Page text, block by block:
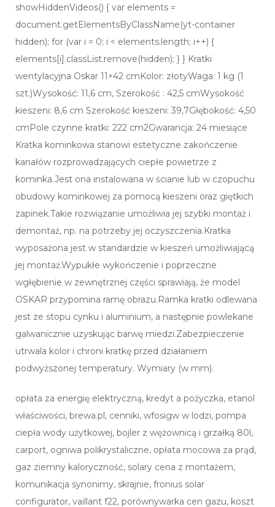
showHiddenVideos() { var elements =
document.getElementsByClassName(yt-container
hidden); for (var i = 0; i < elements.length; i++) {
elements[i].classList.remove(hidden); } } Kratki
wentylacyjna Oskar 11×42 cmKolor: złotyWaga: 1 kg (1
szt.)Wysokość: 11,6 cm, Szerokość : 42,5 cmWysokość
kieszeni: 8,6 cm Szerokość kieszeni: 39,7Głębokość: 4,50
cmPole czynne kratki: 222 cm2Gwarancja: 24 miesiące
Kratka kominkowa stanowi estetyczne zakończenie
kanałów rozprowadzających ciepłe powietrze z
kominka.Jest ona instalowana w ścianie lub w czopuchu
obudowy kominkowej za pomocą kieszeni oraz giętkich
zapinek.Takie rozwiązanie umożliwia jej szybki montaż i
demontaż, np. na potrzeby jej oczyszczenia.Kratka
wyposażona jest w standardzie w kieszeń umożliwiającą
jej montaż.Wypukłe wykończenie i poprzeczne
wgłębienie w zewnętrznej części sprawiają, że model
OSKAR przypomina ramę obrazu.Ramka kratki odlewana
jest ze stopu cynku i aluminium, a następnie powlekane
galwanicznie uzyskując barwę miedzi.Zabezpieczenie
utrwala kolor i chroni kratkę przed działaniem
podwyższonej temperatury. Wymiary (w mm).
opłata za energię elektryczną, kredyt a pożyczka, etanol
właściwości, brewa.pl, cenniki, wfosigw w lodzi, pompa
ciepła wody użytkowej, bojler z wężownicą i grzałką 80l,
carport, ogniwa polikrystaliczne, opłata mocowa za prąd,
gaz ziemny kaloryczność, solary cena z montażem,
komunikacja synonimy, skrajnie, fronius solar
configurator, vaillant f22, porównywarka cen gazu, koszt